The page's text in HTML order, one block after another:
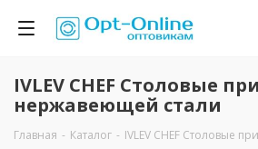
IVLEV CHEF Столовые
нержавеющей стали
Главная - Каталог - IVLEV CHEF Столовые